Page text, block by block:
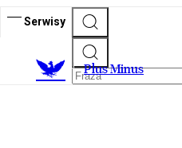
Serwisy
Plus Minus